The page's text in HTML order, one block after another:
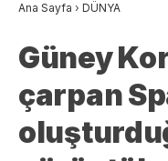
Ana Sayfa › DÜNYA
Güney
çarpan